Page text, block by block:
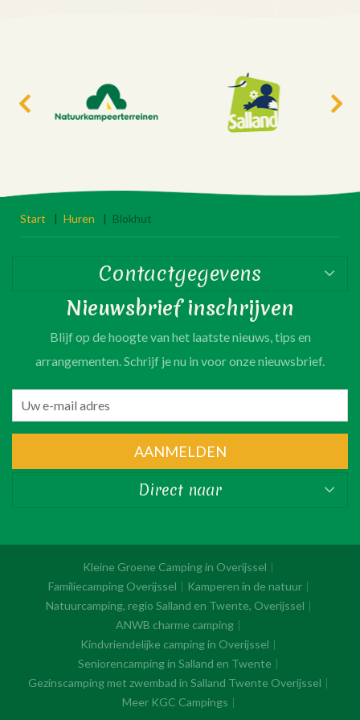
Start | Huren | Blokhut
Contactgegevens
Nieuwsbrief inschrijven
Blijf op de hoogte van het laatste nieuws, tips en
arrangementen. Schrijf je nu in voor onze nieuwsbrief.
AANMELDEN
Direct naar
Kleine Groene Camping in Overijssel
Familiecamping Overijssel
Kamperen in de natuur
Natuurcamping, regio Salland en Twente, Overijssel
ANWB charme camping
Kindvriendelijke camping in Overijssel
Seniorencamping in Salland en Twente
Gezinscamping met zwembad in Salland Twente Overijssel
Meer KGC Campings